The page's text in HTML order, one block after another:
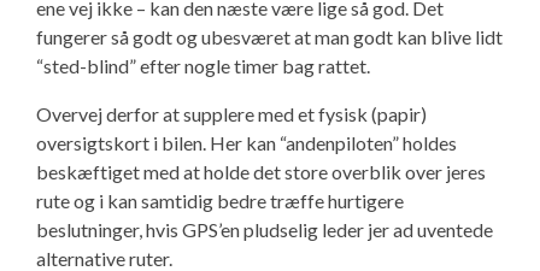
ene vej ikke – kan den næste være lige så god. Det
fungerer så godt og ubesværet at man godt kan blive lidt
“sted-blind” efter nogle timer bag rattet.
Overvej derfor at supplere med et fysisk (papir)
oversigtskort i bilen. Her kan “andenpiloten” holdes
beskæftiget med at holde det store overblik over jeres
rute og i kan samtidig bedre træffe hurtigere
beslutninger, hvis GPS’en pludselig leder jer ad uventede
alternative ruter.